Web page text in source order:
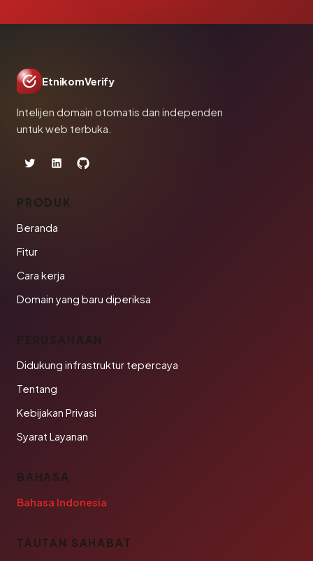
EtnikomVerify
Intelijen domain otomatis dan independen
untuk web terbuka.
PRODUK
Beranda
Fitur
Cara kerja
Domain yang baru diperiksa
PERUSAHAAN
Didukung infrastruktur tepercaya
Tentang
Kebijakan Privasi
Syarat Layanan
BAHASA
Bahasa Indonesia
TAUTAN SAHABAT